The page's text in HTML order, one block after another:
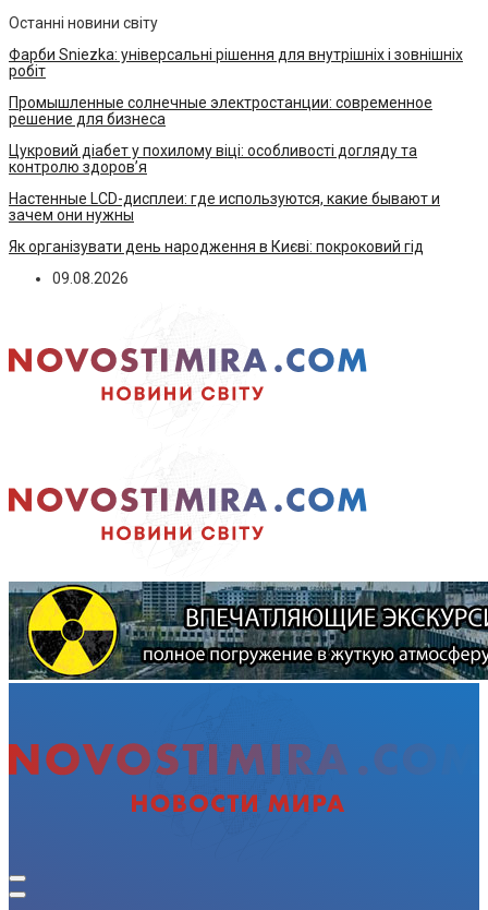
Останні новини світу
Фарби Sniezka: універсальні рішення для внутрішніх і зовнішніх
робіт
Промышленные солнечные электростанции: современное
решение для бизнеса
Цукровий діабет у похилому віці: особливості догляду та
контролю здоров’я
Настенные LCD-дисплеи: где используются, какие бывают и
зачем они нужны
Як організувати день народження в Києві: покроковий гід
09.08.2026